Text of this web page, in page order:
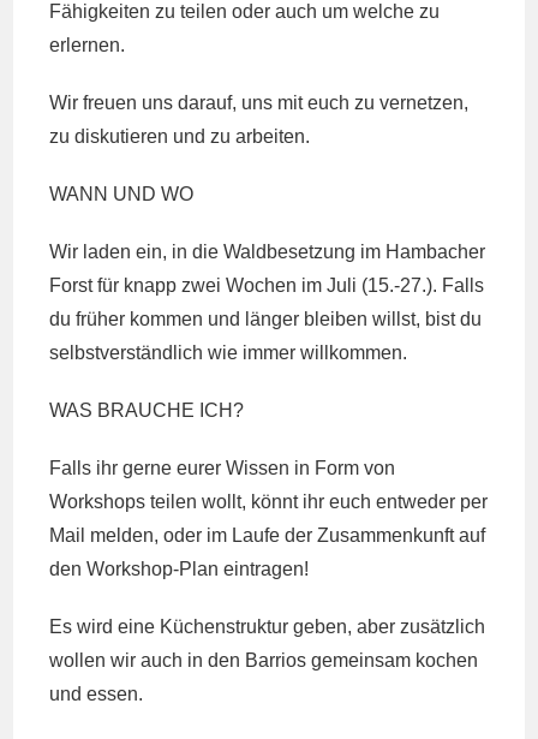
Fähigkeiten zu teilen oder auch um welche zu
erlernen.
Wir freuen uns darauf, uns mit euch zu vernetzen,
zu diskutieren und zu arbeiten.
WANN UND WO
Wir laden ein, in die Waldbesetzung im Hambacher
Forst für knapp zwei Wochen im Juli (15.-27.). Falls
du früher kommen und länger bleiben willst, bist du
selbstverständlich wie immer willkommen.
WAS BRAUCHE ICH?
Falls ihr gerne eurer Wissen in Form von
Workshops teilen wollt, könnt ihr euch entweder per
Mail melden, oder im Laufe der Zusammenkunft auf
den Workshop-Plan eintragen!
Es wird eine Küchenstruktur geben, aber zusätzlich
wollen wir auch in den Barrios gemeinsam kochen
und essen.